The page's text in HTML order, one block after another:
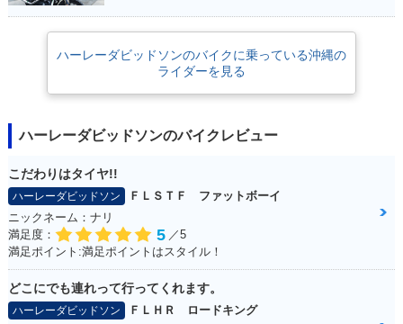
ハーレーダビッドソンのバイクに乗っている沖縄の
ライダーを見る
ハーレーダビッドソンのバイクレビュー
こだわりはタイヤ!!
ハーレーダビッドソン
ＦＬＳＴＦ ファットボーイ
ニックネーム：ナリ
満足度：
5 ／5
満足ポイント:満足ポイントはスタイル！
どこにでも連れって行ってくれます。
ハーレーダビッドソン
ＦＬＨＲ ロードキング